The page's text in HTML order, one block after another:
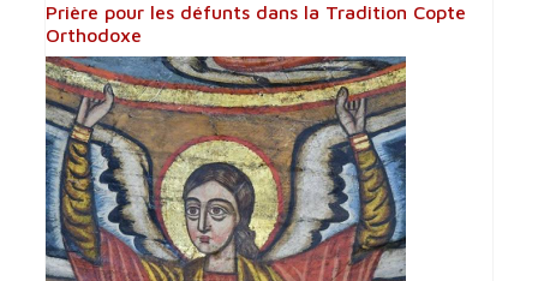
Prière pour les défunts dans la Tradition Copte
Orthodoxe